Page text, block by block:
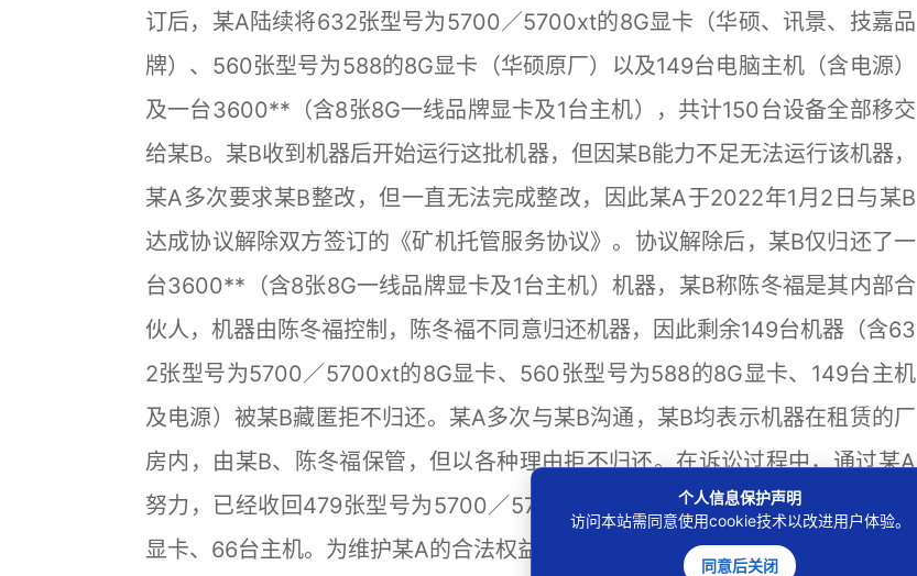
订后，某A陆续将632张型号为5700／5700xt的8G显卡（华硕、讯景、技嘉品
牌）、560张型号为588的8G显卡（华硕原厂）以及149台电脑主机（含电源）
及一台3600**（含8张8G一线品牌显卡及1台主机），共计150台设备全部移交
给某B。某B收到机器后开始运行这批机器，但因某B能力不足无法运行该机器，
某A多次要求某B整改，但一直无法完成整改，因此某A于2022年1月2日与某B
达成协议解除双方签订的《矿机托管服务协议》。协议解除后，某B仅归还了一
台3600**（含8张8G一线品牌显卡及1台主机）机器，某B称陈冬福是其内部合
伙人，机器由陈冬福控制，陈冬福不同意归还机器，因此剩余149台机器（含63
2张型号为5700／5700xt的8G显卡、560张型号为588的8G显卡、149台主机
及电源）被某B藏匿拒不归还。某A多次与某B沟通，某B均表示机器在租赁的厂
房内，由某B、陈冬福保管，但以各种理由拒不归还。在诉讼过程中，通过某A
努力，已经收回479张型号为5700／5700xt的8G显卡、32张型号为588的8G
显卡、66台主机。为维护某A的合法权益，望判如所请。
个人信息保护声明
访问本站需同意使用cookie技术以改进用户体验。
同意后关闭